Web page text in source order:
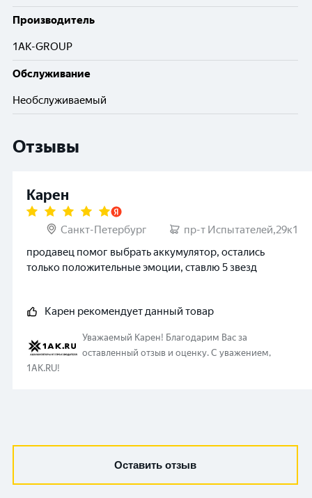
Производитель
1AK-GROUP
Обслуживание
Необслуживаемый
Отзывы
Карен
Санкт-Петербург
пр-т Испытателей,29к1
продавец помог выбрать аккумулятор, остались
только положительные эмоции, ставлю 5 звезд
Карен рекомендует данный товар
Уважаемый Карен! Благодарим Вас за
оставленный отзыв и оценку. С уважением,
1AK.RU!
Оставить отзыв